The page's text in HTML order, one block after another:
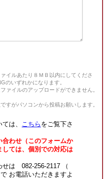
イルあたり８ＭＢ以内にしてくださ
のいずれかになります。
ァイルのアップロードができません。
すがパソコンから投稿お願いします。
は、 こちら をご覧下さ
わせ（このフォームか
しては、個別での対応は
せは 082-256-2117 （
お電話いただきますよ